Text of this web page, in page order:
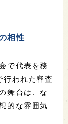
相性
で代表を務
行われた審査
舞台は、な
的な雰囲気